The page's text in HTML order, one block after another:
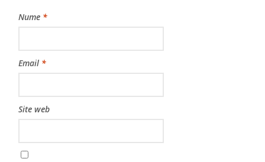
Nume *
Email *
Site web